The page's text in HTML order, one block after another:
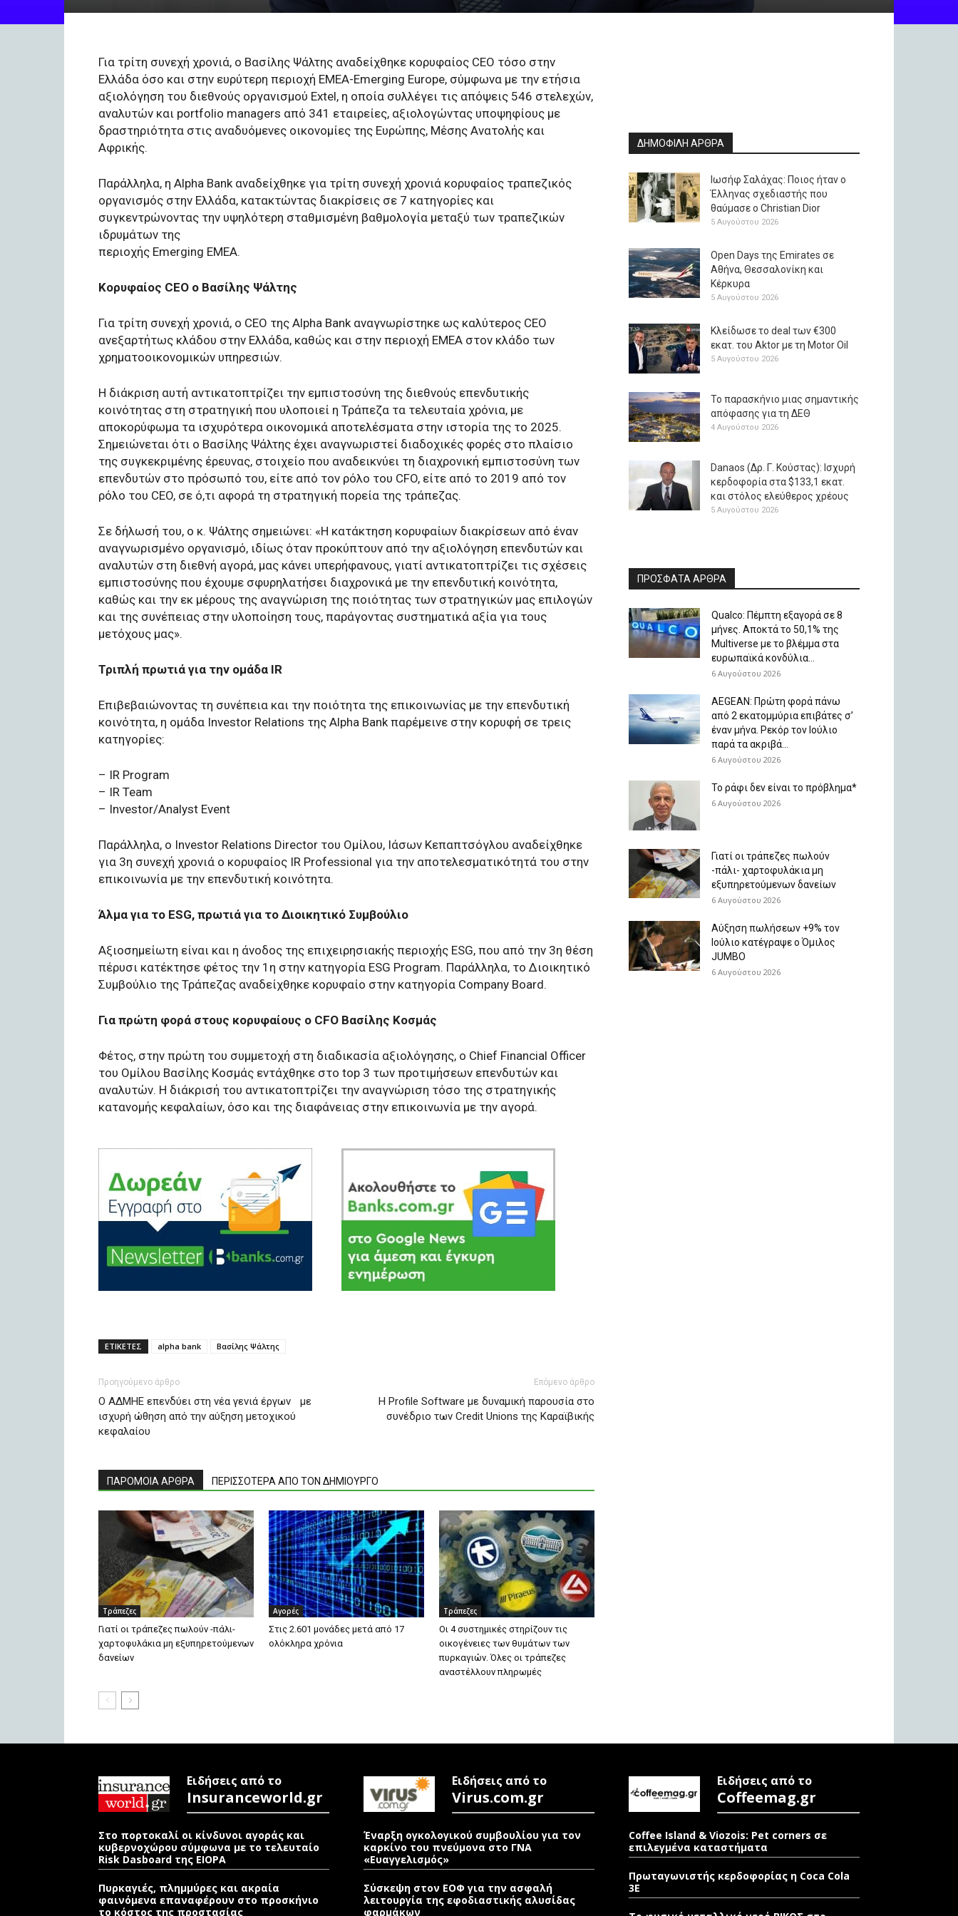
Για τρίτη συνεχή χρονιά, ο Βασίλης Ψάλτης αναδείχθηκε κορυφαίος CEO τόσο στην
Ελλάδα όσο και στην ευρύτερη περιοχή EMEA-Emerging Europe, σύμφωνα με την ετήσια
αξιολόγηση του διεθνούς οργανισμού Extel, η οποία συλλέγει τις απόψεις 546 στελεχών,
αναλυτών και portfolio managers από 341 εταιρείες, αξιολογώντας υποψηφίους με
δραστηριότητα στις αναδυόμενες οικονομίες της Ευρώπης, Μέσης Ανατολής και
Αφρικής.
Παράλληλα, η Alpha Bank αναδείχθηκε για τρίτη συνεχή χρονιά κορυφαίος τραπεζικός
οργανισμός στην Ελλάδα, κατακτώντας διακρίσεις σε 7 κατηγορίες και
συγκεντρώνοντας την υψηλότερη σταθμισμένη βαθμολογία μεταξύ των τραπεζικών
ιδρυμάτων της
περιοχής Emerging EMEA.
Κορυφαίος CEO ο Βασίλης Ψάλτης
Για τρίτη συνεχή χρονιά, ο CEO της Alpha Bank αναγνωρίστηκε ως καλύτερος CEO
ανεξαρτήτως κλάδου στην Ελλάδα, καθώς και στην περιοχή EMEA στον κλάδο των
χρηματοοικονομικών υπηρεσιών.
Η διάκριση αυτή αντικατοπτρίζει την εμπιστοσύνη της διεθνούς επενδυτικής
κοινότητας στη στρατηγική που υλοποιεί η Τράπεζα τα τελευταία χρόνια, με
αποκορύφωμα τα ισχυρότερα οικονομικά αποτελέσματα στην ιστορία της το 2025.
Σημειώνεται ότι ο Βασίλης Ψάλτης έχει αναγνωριστεί διαδοχικές φορές στο πλαίσιο
της συγκεκριμένης έρευνας, στοιχείο που αναδεικνύει τη διαχρονική εμπιστοσύνη των
επενδυτών στο πρόσωπό του, είτε από τον ρόλο του CFO, είτε από το 2019 από τον
ρόλο του CEO, σε ό,τι αφορά τη στρατηγική πορεία της τράπεζας.
Σε δήλωσή του, ο κ. Ψάλτης σημειώνει: «Η κατάκτηση κορυφαίων διακρίσεων από έναν
αναγνωρισμένο οργανισμό, ιδίως όταν προκύπτουν από την αξιολόγηση επενδυτών και
αναλυτών στη διεθνή αγορά, μας κάνει υπερήφανους, γιατί αντικατοπτρίζει τις σχέσεις
εμπιστοσύνης που έχουμε σφυρηλατήσει διαχρονικά με την επενδυτική κοινότητα,
καθώς και την εκ μέρους της αναγνώριση της ποιότητας των στρατηγικών μας επιλογών
και της συνέπειας στην υλοποίηση τους, παράγοντας συστηματικά αξία για τους
μετόχους μας».
Τριπλή πρωτιά για την ομάδα IR
Επιβεβαιώνοντας τη συνέπεια και την ποιότητα της επικοινωνίας με την επενδυτική
κοινότητα, η ομάδα Investor Relations της Alpha Bank παρέμεινε στην κορυφή σε τρεις
κατηγορίες:
– IR Program
– IR Team
– Investor/Analyst Event
Παράλληλα, ο Investor Relations Director του Ομίλου, Ιάσων Κεπαπτσόγλου αναδείχθηκε
για 3η συνεχή χρονιά ο κορυφαίος IR Professional για την αποτελεσματικότητά του στην
επικοινωνία με την επενδυτική κοινότητα.
Άλμα για το ESG, πρωτιά για το Διοικητικό Συμβούλιο
Αξιοσημείωτη είναι και η άνοδος της επιχειρησιακής περιοχής ESG, που από την 3η θέση
πέρυσι κατέκτησε φέτος την 1η στην κατηγορία ESG Program. Παράλληλα, το Διοικητικό
Συμβούλιο της Τράπεζας αναδείχθηκε κορυφαίο στην κατηγορία Company Board.
Για πρώτη φορά στους κορυφαίους ο CFO Βασίλης Κοσμάς
Φέτος, στην πρώτη του συμμετοχή στη διαδικασία αξιολόγησης, ο Chief Financial Officer
του Ομίλου Βασίλης Κοσμάς εντάχθηκε στο top 3 των προτιμήσεων επενδυτών και
αναλυτών. Η διάκρισή του αντικατοπτρίζει την αναγνώριση τόσο της στρατηγικής
κατανομής κεφαλαίων, όσο και της διαφάνειας στην επικοινωνία με την αγορά.
ΕΤΙΚΕΤΕΣ alpha bank Βασίλης Ψάλτης
Προηγούμενο άρθρο
Ο ΑΔΜΗΕ επενδύει στη νέα γενιά έργων με
ισχυρή ώθηση από την αύξηση μετοχικού
κεφαλαίου
Επόμενο άρθρο
Η Profile Software με δυναμική παρουσία στο
συνέδριο των Credit Unions της Καραϊβικής
ΠΑΡΟΜΟΙΑ ΑΡΘΡΑ ΠΕΡΙΣΣΟΤΕΡΑ ΑΠΟ ΤΟΝ ΔΗΜΙΟΥΡΓΟ
Τράπεζες
Γιατί οι τράπεζες πωλούν -πάλι-
χαρτοφυλάκια μη εξυπηρετούμενων
δανείων
Αγορές
Στις 2.601 μονάδες μετά από 17
ολόκληρα χρόνια
Τράπεζες
Οι 4 συστημικές στηρίζουν τις
οικογένειες των θυμάτων των
πυρκαγιών. Όλες οι τράπεζες
αναστέλλουν πληρωμές
ΔΗΜΟΦΙΛΗ ΑΡΘΡΑ
Ιωσήφ Σαλάχας: Ποιος ήταν ο
Έλληνας σχεδιαστής που
θαύμασε ο Christian Dior
5 Αυγούστου 2026
Open Days της Emirates σε
Αθήνα, Θεσσαλονίκη και
Κέρκυρα
5 Αυγούστου 2026
Κλείδωσε το deal των €300
εκατ. του Aktor με τη Μotor Oil
5 Αυγούστου 2026
Το παρασκήνιο μιας σημαντικής
απόφασης για τη ΔΕΘ
4 Αυγούστου 2026
Danaos (Δρ. Γ. Κούστας): Ισχυρή
κερδοφορία στα $133,1 εκατ.
και στόλος ελεύθερος χρέους
5 Αυγούστου 2026
ΠΡΟΣΦΑΤΑ ΑΡΘΡΑ
Qualco: Πέμπτη εξαγορά σε 8
μήνες. Aποκτά το 50,1% της
Multiverse με το βλέμμα στα
ευρωπαϊκά κονδύλια...
6 Αυγούστου 2026
AEGEAN: Πρώτη φορά πάνω
από 2 εκατομμύρια επιβάτες σ’
έναν μήνα. Ρεκόρ τον Ιούλιο
παρά τα ακριβά...
6 Αυγούστου 2026
Το ράφι δεν είναι το πρόβλημα*
6 Αυγούστου 2026
Γιατί οι τράπεζες πωλούν
-πάλι- χαρτοφυλάκια μη
εξυπηρετούμενων δανείων
6 Αυγούστου 2026
Aύξηση πωλήσεων +9% τον
Ιούλιο κατέγραψε ο Όμιλος
JUMBO
6 Αυγούστου 2026
Ειδήσεις από το
Insuranceworld.gr
Στο πορτοκαλί οι κίνδυνοι αγοράς και
κυβερνοχώρου σύμφωνα με το τελευταίο
Risk Dasboard της EIOPA
Πυρκαγιές, πλημμύρες και ακραία
φαινόμενα επαναφέρουν στο προσκήνιο
το κόστος της προστασίας
Ειδήσεις από το
Virus.com.gr
Έναρξη ογκολογικού συμβουλίου για τον
καρκίνο του πνεύμονα στο ΓΝΑ
«Ευαγγελισμός»
Σύσκεψη στον ΕΟΦ για την ασφαλή
λειτουργία της εφοδιαστικής αλυσίδας
φαρμάκων
Ειδήσεις από το
Coffeemag.gr
Coffee Island & Viozois: Pet corners σε
επιλεγμένα καταστήματα
Πρωταγωνιστής κερδοφορίας η Coca Cola
3E